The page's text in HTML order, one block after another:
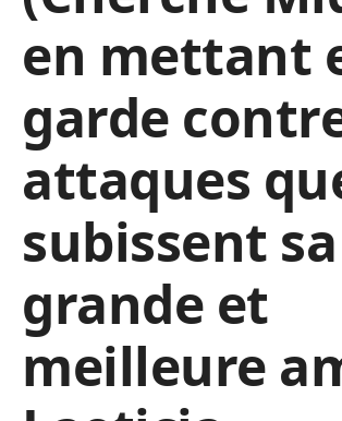
en mettant
garde
attaques
subissent sa
grande et
meilleure